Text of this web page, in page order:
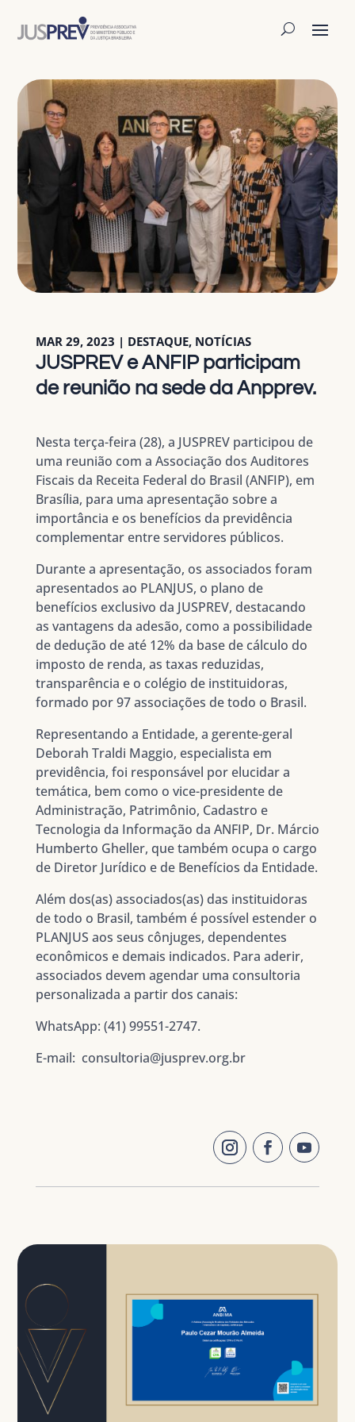
JUSPREV e ANFIP participam
de reunião na sede da Anpprev.
MAR 29, 2023 | DESTAQUE, NOTÍCIAS
Nesta terça-feira (28), a JUSPREV participou de
uma reunião com a Associação dos Auditores
Fiscais da Receita Federal do Brasil (ANFIP), em
Brasília, para uma apresentação sobre a
importância e os benefícios da previdência
complementar entre servidores públicos.
Durante a apresentação, os associados foram
apresentados ao PLANJUS, o plano de
benefícios exclusivo da JUSPREV, destacando
as vantagens da adesão, como a possibilidade
de dedução de até 12% da base de cálculo do
imposto de renda, as taxas reduzidas,
transparência e o colégio de instituidoras,
formado por 97 associações de todo o Brasil.
Representando a Entidade, a gerente-geral
Deborah Traldi Maggio, especialista em
previdência, foi responsável por elucidar a
temática, bem como o vice-presidente de
Administração, Patrimônio, Cadastro e
Tecnologia da Informação da ANFIP, Dr. Márcio
Humberto Gheller, que também ocupa o cargo
de Diretor Jurídico e de Benefícios da Entidade.
Além dos(as) associados(as) das instituidoras
de todo o Brasil, também é possível estender o
PLANJUS aos seus cônjuges, dependentes
econômicos e demais indicados. Para aderir,
associados devem agendar uma consultoria
personalizada a partir dos canais:
WhatsApp: (41) 99551-2747.
E-mail: consultoria@jusprev.org.br